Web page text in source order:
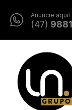
Anuncie aqui!
(47)